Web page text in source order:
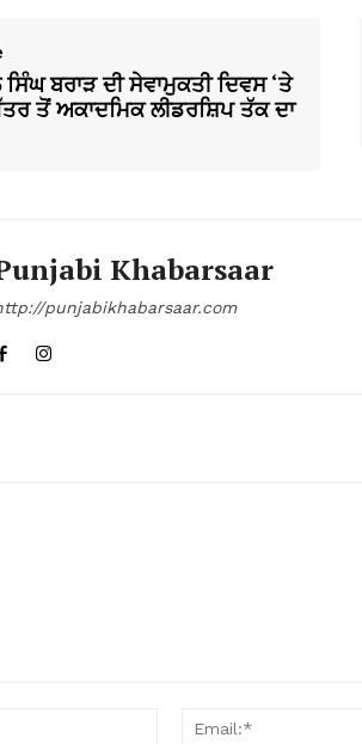
ਬਰਾੜ ਦੀ ਸੇਵਾਮੁਕਤੀ ਦਿਵਸ ‘ਤੇ
ਤੋਂ ਅਕਾਦਮਿਕ ਲੀਡਰਸ਼ਿਪ ਤੱਕ ਦਾ
Khabarsaar
punjabikhabarsaar.com
Name:*